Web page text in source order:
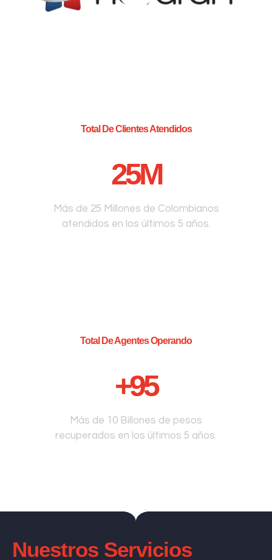
Total De Clientes Atendidos
25M
Más de 25 Millones de Colombianos
atendidos en los últimos 5 años.
Total De Agentes Operando
+95
Más de 10 Billones de pesos
recuperados en los últimos 5 años.
Nuestros Servicios